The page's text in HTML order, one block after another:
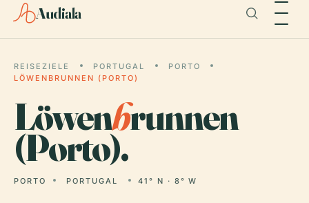
Audiala
REISEZIELE PORTUGAL
PORTO
LÖWENBRUNNEN (PORTO)
Löwenbrunnen
(Porto).
PORTO PORTUGAL 41° N · 8° W